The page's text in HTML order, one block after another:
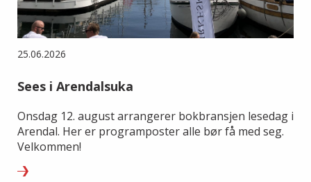
25.06.2026
Sees i Arendalsuka
Onsdag 12. august arrangerer bokbransjen lesedag i
Arendal. Her er programposter alle bør få med seg.
Velkommen!